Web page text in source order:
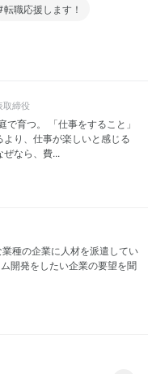
転職応援します！
取締役
育つ。 「仕事をすること」
り、仕事が楽しいと感じる
ぜなら、費...
種の企業に人材を派遣してい
開発をしたい企業の要望を聞